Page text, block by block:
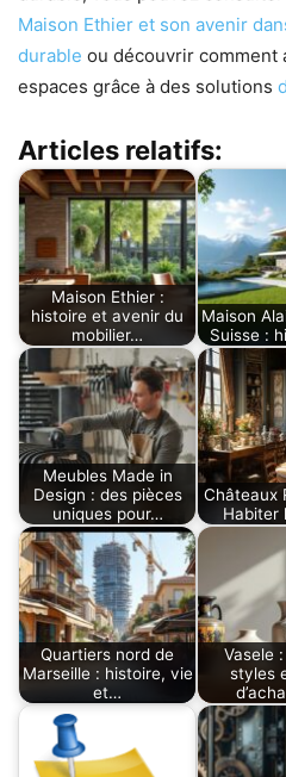
Maison Ethier et son avenir
durable ou découvrir comment
espaces grâce à des solutions
Articles relatifs:
Maison Ethier :
histoire et avenir du
mobilier…
Maison
Suisse :
Meubles Made in
Design : des pièces
uniques pour…
Châteaux
Habiter
Quartiers nord de
Marseille : histoire, vie
et…
Vasele
styles